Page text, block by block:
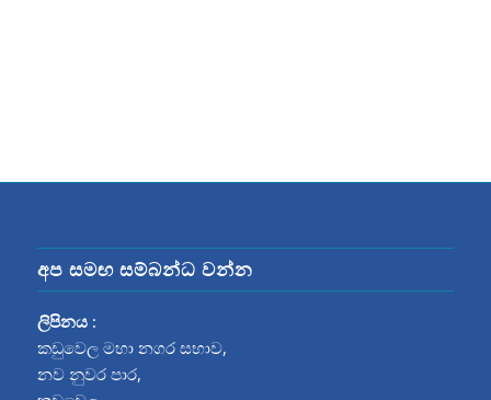
අප සමඟ සම්බන්ධ වන්න
ලිපිනය :
කඩුවෙල මහා නගර සභාව,
නව නුවර පාර,